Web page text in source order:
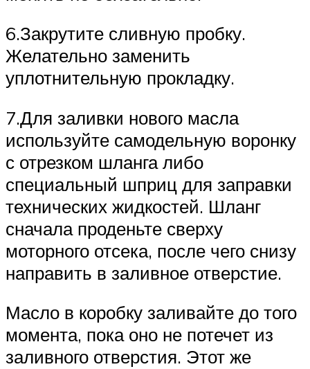
6.Закрутите сливную пробку.
Желательно заменить
уплотнительную прокладку.
7.Для заливки нового масла
используйте самодельную воронку
с отрезком шланга либо
специальный шприц для заправки
технических жидкостей. Шланг
сначала проденьте сверху
моторного отсека, после чего снизу
направить в заливное отверстие.
Масло в коробку заливайте до того
момента, пока оно не потечет из
заливного отверстия. Этот же